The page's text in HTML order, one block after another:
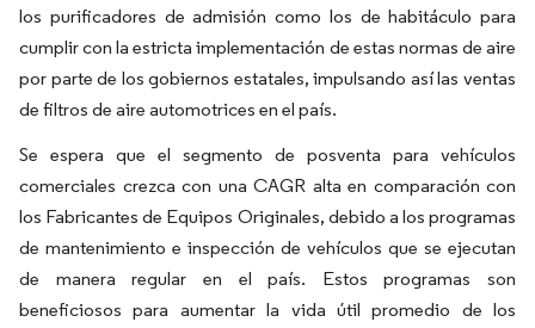
los purificadores de admisión como los de habitáculo para
cumplir con la estricta implementación de estas normas de aire
por parte de los gobiernos estatales, impulsando así las ventas
de filtros de aire automotrices en el país.
Se espera que el segmento de posventa para vehículos
comerciales crezca con una CAGR alta en comparación con
los Fabricantes de Equipos Originales, debido a los programas
de mantenimiento e inspección de vehículos que se ejecutan
de manera regular en el país. Estos programas son
beneficiosos para aumentar la vida útil promedio de los